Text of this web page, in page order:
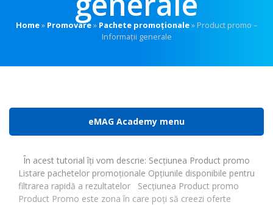
Home» Promovare» Pachete promoționale»Product promo –
Informații generale
eMAG Academy menu
În acest tutorial îți vom descrie: Secțiunea Product promo
Listare pachetelor promoționale Opțiunile disponibile pentru
filtrarea rapidă a rezultatelor Secțiunea Product promo
Product Promo este zona în care poți să creezi oferte